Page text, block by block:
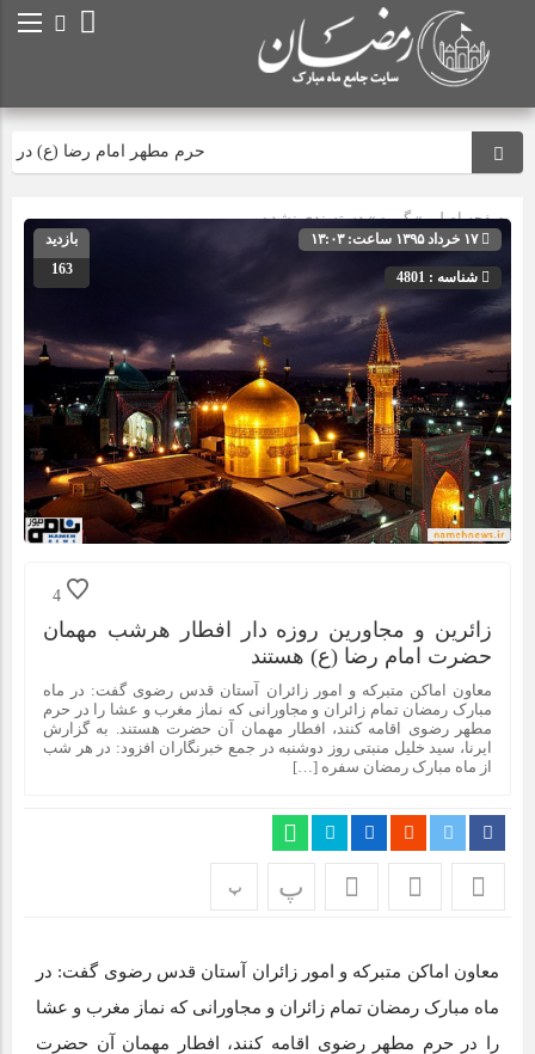
حرم مطهر امام رضا (ع) در لحظه
صفحه اصلی» گروه » دسته‌بندی نشده
۱۷ خرداد ۱۳۹۵ ساعت: ۱۳:۰۳
شناسه : 4801
بازدید
163
4
زائرین و مجاورین روزه دار افطار هرشب مهمان
حضرت امام رضا (ع) هستند
معاون اماکن متبرکه و امور زائران آستان قدس رضوی گفت: در ماه
مبارک رمضان تمام زائران و مجاورانی که نماز مغرب و عشا را در حرم
مطهر رضوی اقامه کنند، افطار مهمان آن حضرت هستند. به گزارش
ایرنا، سید خلیل منبتی روز دوشنبه در جمع خبرنگاران افزود: در هر شب
از ماه مبارک رمضان سفره […]
پ پ
معاون اماکن متبرکه و امور زائران آستان قدس رضوی گفت: در
ماه مبارک رمضان تمام زائران و مجاورانی که نماز مغرب و عشا
را در حرم مطهر رضوی اقامه کنند، افطار مهمان آن حضرت